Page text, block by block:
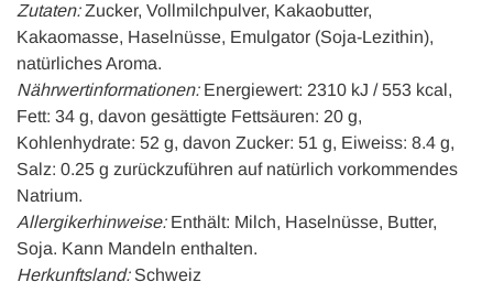
Zutaten:Zucker, Vollmilchpulver, Kakaobutter,
Kakaomasse, Haselnüsse, Emulgator (Soja-Lezithin),
natürliches Aroma.
Nährwertinformationen:Energiewert: 2310 kJ / 553 kcal,
Fett: 34 g, davon gesättigte Fettsäuren: 20 g,
Kohlenhydrate: 52 g, davon Zucker: 51 g, Eiweiss: 8.4 g,
Salz: 0.25 g zurückzuführen auf natürlich vorkommendes
Natrium.
Allergikerhinweise: Enthält: Milch, Haselnüsse, Butter,
Soja. Kann Mandeln enthalten.
Herkunftsland:Schweiz